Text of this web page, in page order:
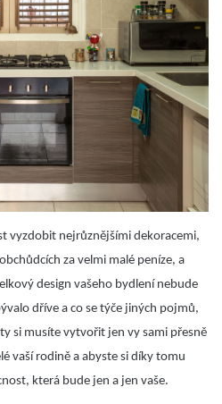
vyzdobit nejrůznějšími dekoracemi,
za velmi malé peníze, a
design vašeho bydlení nebude
dříve a co se týče jiných pojmů,
si musíte vytvořit jen vy sami přesně
vaší rodině a abyste si díky tomu
která bude jen a jen vaše.